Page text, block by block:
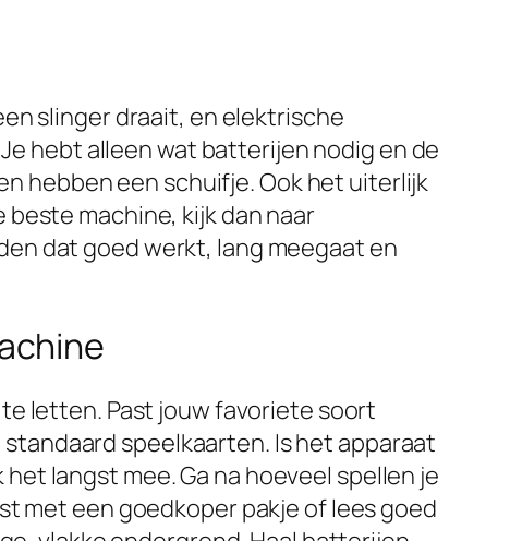
slinger draait, en elektrische
hebt alleen wat batterijen nodig en de
hebben een schuifje. Ook het uiterlijk
machine, kijk dan naar
dat goed werkt, lang meegaat en
letten. Past jouw favoriete soort
speelkaarten. Is het apparaat
langst mee. Ga na hoeveel spellen je
met een goedkoper pakje of lees goed